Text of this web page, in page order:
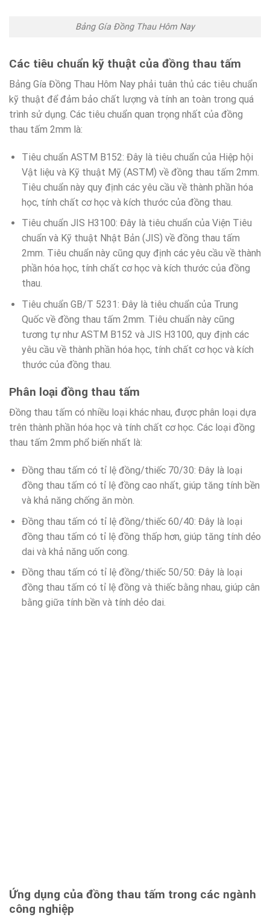
Bảng Gía Đồng Thau Hôm Nay
Các tiêu chuẩn kỹ thuật của đồng thau tấm
Bảng Gía Đồng Thau Hôm Nay phải tuân thủ các tiêu chuẩn
kỹ thuật để đảm bảo chất lượng và tính an toàn trong quá
trình sử dụng. Các tiêu chuẩn quan trọng nhất của đồng
thau tấm 2mm là:
Tiêu chuẩn ASTM B152: Đây là tiêu chuẩn của Hiệp hội
Vật liệu và Kỹ thuật Mỹ (ASTM) về đồng thau tấm 2mm.
Tiêu chuẩn này quy định các yêu cầu về thành phần hóa
học, tính chất cơ học và kích thước của đồng thau.
Tiêu chuẩn JIS H3100: Đây là tiêu chuẩn của Viện Tiêu
chuẩn và Kỹ thuật Nhật Bản (JIS) về đồng thau tấm
2mm. Tiêu chuẩn này cũng quy định các yêu cầu về thành
phần hóa học, tính chất cơ học và kích thước của đồng
thau.
Tiêu chuẩn GB/T 5231: Đây là tiêu chuẩn của Trung
Quốc về đồng thau tấm 2mm. Tiêu chuẩn này cũng
tương tự như ASTM B152 và JIS H3100, quy định các
yêu cầu về thành phần hóa học, tính chất cơ học và kích
thước của đồng thau.
Phân loại đồng thau tấm
Đồng thau tấm có nhiều loại khác nhau, được phân loại dựa
trên thành phần hóa học và tính chất cơ học. Các loại đồng
thau tấm 2mm phổ biến nhất là:
Đồng thau tấm có tỉ lệ đồng/thiếc 70/30: Đây là loại
đồng thau tấm có tỉ lệ đồng cao nhất, giúp tăng tính bền
và khả năng chống ăn mòn.
Đồng thau tấm có tỉ lệ đồng/thiếc 60/40: Đây là loại
đồng thau tấm có tỉ lệ đồng thấp hơn, giúp tăng tính dẻo
dai và khả năng uốn cong.
Đồng thau tấm có tỉ lệ đồng/thiếc 50/50: Đây là loại
đồng thau tấm có tỉ lệ đồng và thiếc bằng nhau, giúp cân
bằng giữa tính bền và tính dẻo dai.
Ứng dụng của đồng thau tấm trong các ngành
công nghiệp